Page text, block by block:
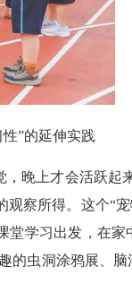
”的延伸实践
晚上才会活跃起
察所得。这个“
学习出发，在
的虫洞涂鸦展、